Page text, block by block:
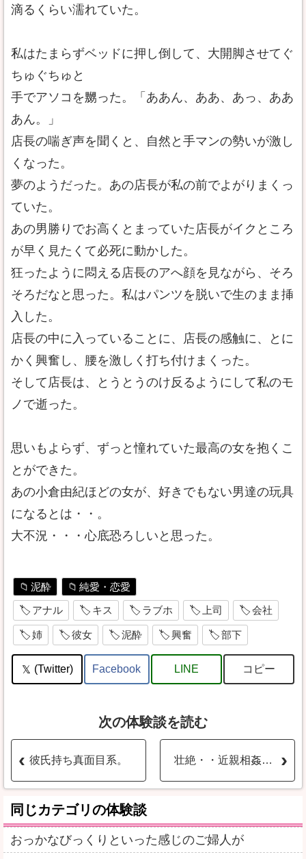
滴るくらい濡れていた。
私はたまらずベッドに押し倒して、大開脚させてぐ
ちゅぐちゅと
手でアソコを嬲った。「ああん、ああ、あっ、ああ
あん。」
店長の喘ぎ声を聞くと、自然と手マンの勢いが激し
くなった。
夢のようだった。あの店長が私の前でよがりまくっ
ていた。
あの男勝りでお高くとまっていた店長がイクところ
が早く見たくて必死に動かした。
狂ったように悶える店長のアへ顔を見ながら、そろ
そろだなと思った。私はパンツを脱いで生のまま挿
入した。
店長の中に入っていることに、店長の感触に、とに
かく興奮し、腰を激しく打ち付けまくった。
そして店長は、とうとうのけ反るようにして私のモ
ノで逝った。
思いもよらず、ずっと憧れていた最高の女を抱くこ
とができた。
あの小倉由紀ほどの女が、好きでもない男達の玩具
になるとは・・。
大不況・・・心底恐ろしいと思った。
泥酔
純愛・恋愛
アナル
キス ラブホ 上司 会社
姉 彼女 泥酔 興奮 部下
(Twitter) Facebook LINE コピー
次の体験談を読む
彼氏持ち真面目系。 壮絶・・近親相姦・・母と息子が辿るのは・・・・・
同じカテゴリの体験談
おっかなびっくりといった感じのご婦人が